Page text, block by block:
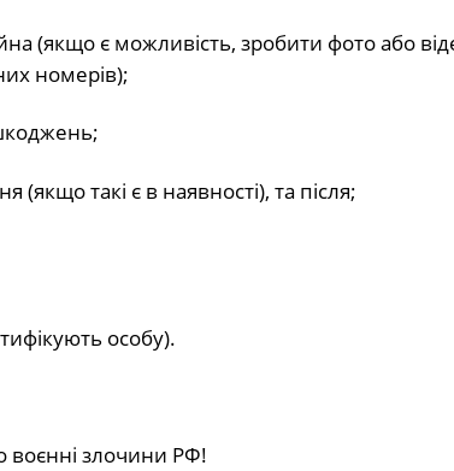
(якщо є можливість, зробити фото або
номерів);
такі є в наявності), та після;
особу).
воєнні злочини РФ!